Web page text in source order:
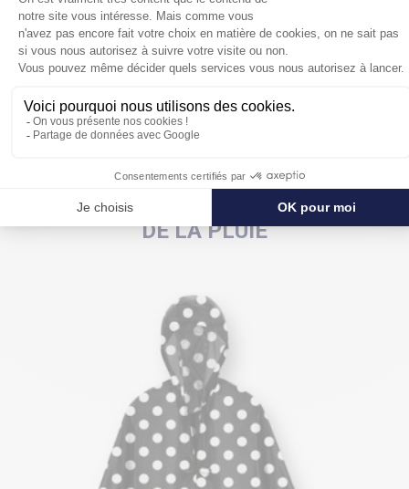
accessoires de mode.
POUR SE PROTÉGER ENCORE PLUS
DE LA PLUIE